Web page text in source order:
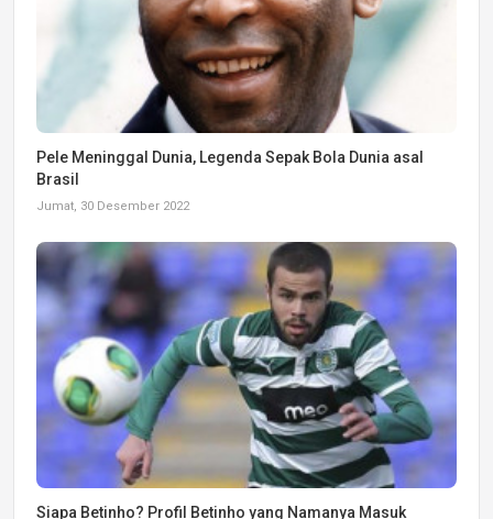
Pele Meninggal Dunia, Legenda Sepak Bola Dunia asal
Brasil
Jumat, 30 Desember 2022
Siapa Betinho? Profil Betinho yang Namanya Masuk